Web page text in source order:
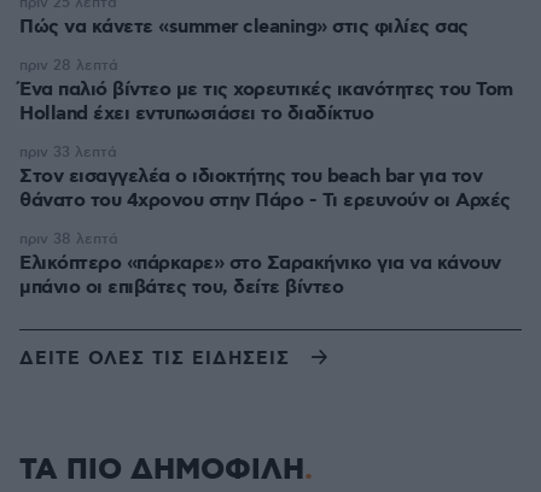
Πώς να κάνετε «summer cleaning» στις φιλίες σας
Ένα παλιό βίντεο με τις χορευτικές ικανότητες του Tom
Holland έχει εντυπωσιάσει το διαδίκτυο
πριν 28 λεπτά
Στον εισαγγελέα ο ιδιοκτήτης του beach bar για τον
θάνατο του 4χρονου στην Πάρο - Τι ερευνούν οι Αρχές
πριν 33 λεπτά
Ελικόπτερο «πάρκαρε» στο Σαρακήνικο για να κάνουν
μπάνιο οι επιβάτες του, δείτε βίντεο
πριν 38 λεπτά
ΔΕΙΤΕ ΟΛΕΣ ΤΙΣ ΕΙΔΗΣΕΙΣ
ΤΑ ΠΙΟ ΔΗΜΟΦΙΛΗ